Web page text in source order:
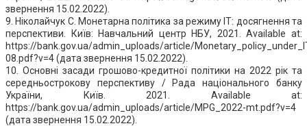
звернення 15.02.2022).
9. Ніколайчук С. Монетарна політика за режиму ІТ: досягнення та
перспективи. Київ: Навчальний центр НБУ, 2021. Available at:
https://bank.gov.ua/admin_uploads/article/
08.pdf?v=4 (дата звернення 15.02.2022).
10. Основні засади грошово-кредитної політики на 2022 рік та
середньострокову перспективу / Рада національного банку
України, Київ. 2021. Available at:
https://bank.gov.ua/admin_uploads/article/MPG_2022-mt.pdf?v=4
(дата звернення 15.02.2022).